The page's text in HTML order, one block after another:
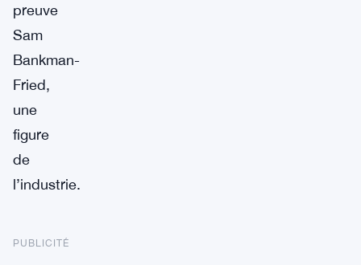
preuve
Sam
Bankman-
Fried,
une
figure
de
l’industrie.
PUBLICITÉ